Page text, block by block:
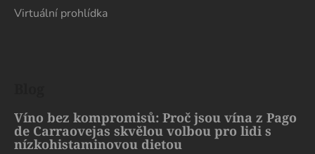
Virtuální prohlídka
Víno bez kompromisů: Proč jsou vína z Pago
de Carraovejas skvělou volbou pro lidi s
nízkohistaminovou dietou